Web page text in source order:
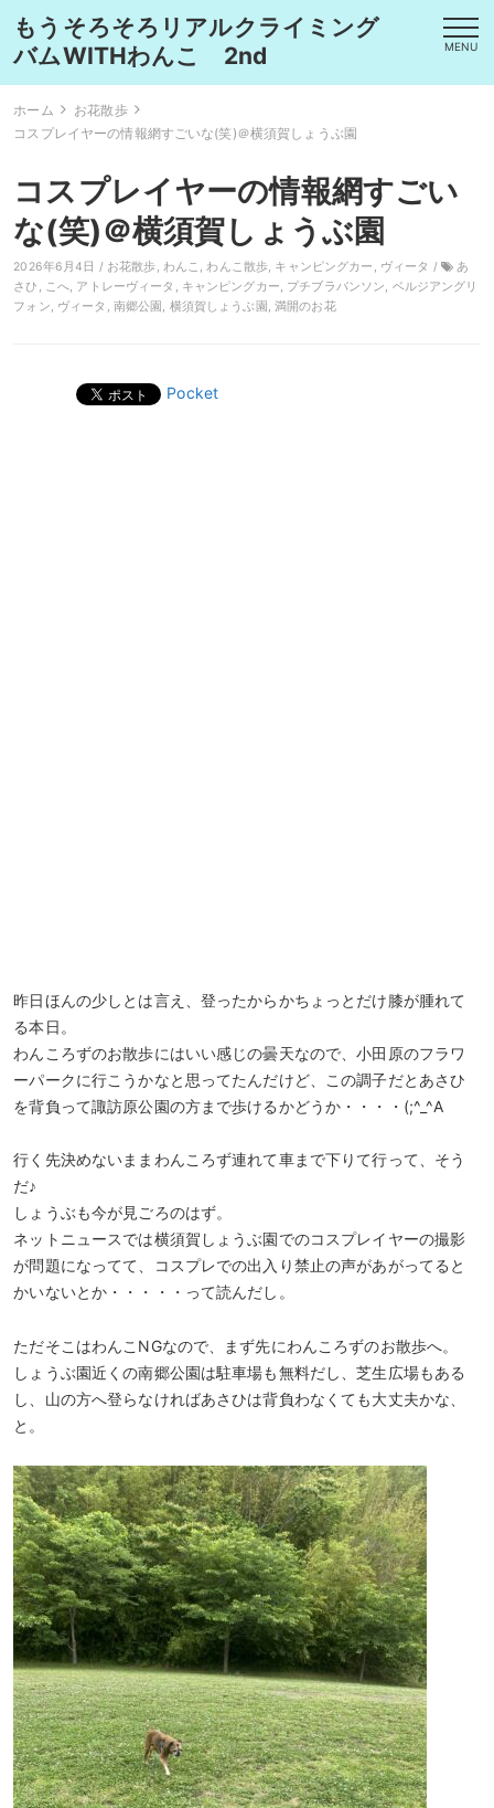
もうそろそろリアルクライミング
バムWITHわんこ 2nd
MENU
ホーム
お花散歩
コスプレイヤーの情報網すごいな(笑)＠横須賀しょうぶ園
コスプレイヤーの情報網すごい
な(笑)＠横須賀しょうぶ園
2026年6月4日 / お花散歩 わんこ わんこ散歩 キャンピングカー ヴィータ /
あ
さひ
こへ アトレーヴィータ キャンピングカー プチブラバンソン
ベルジアングリ
フォン
ヴィータ 南郷公園 横須賀しょうぶ園 ,満開のお花
Pocket
昨日ほんの少しとは言え、登ったからかちょっとだけ膝が腫れて
る本日。
わんころずのお散歩にはいい感じの曇天なので、小田原のフラワ
ーパークに行こうかなと思ってたんだけど、この調子だとあさひ
を背負って諏訪原公園の方まで歩けるかどうか・・・・(;^_^A
行く先決めないままわんころず連れて車まで下りて行って、そう
だ♪
しょうぶも今が見ごろのはず。
ネットニュースでは横須賀しょうぶ園でのコスプレイヤーの撮影
が問題になってて、コスプレでの出入り禁止の声があがってると
かいないとか・・・・・って読んだし。
ただそこはわんこNGなので、まず先にわんころずのお散歩へ。
しょうぶ園近くの南郷公園は駐車場も無料だし、芝生広場もある
し、山の方へ登らなければあさひは背負わなくても大丈夫かな、
と。